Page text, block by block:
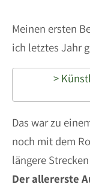
Meinen ersten
ich letztes Jahr
>
Das war zu
noch mit dem
längere
Der allererste